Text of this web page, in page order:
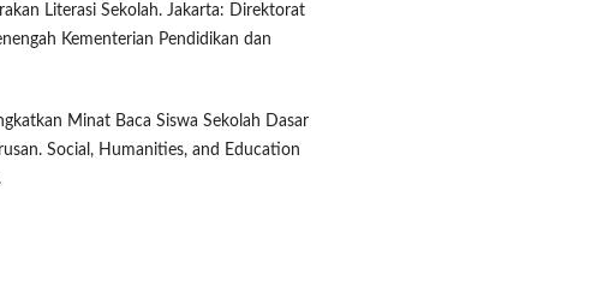
Literasi Sekolah. Jakarta: Direktorat
Kementerian Pendidikan dan
Minat Baca Siswa Sekolah Dasar
Social, Humanities, and Education